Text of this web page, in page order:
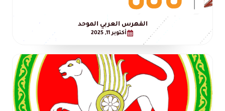
الفهرس العربي الموحد
أكتوبر 11, 2025